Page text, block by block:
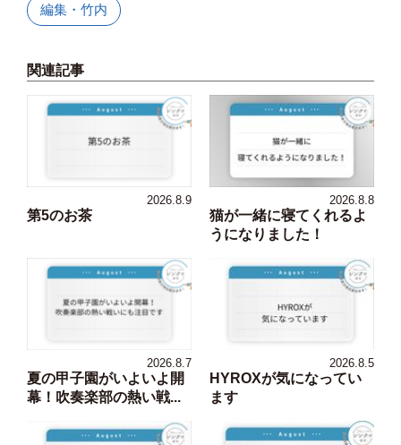
編集・竹内
関連記事
2026.8.9
第5のお茶
2026.8.8
猫が一緒に寝てくれるよ
うになりました！
2026.8.7
夏の甲子園がいよいよ開
幕！吹奏楽部の熱い戦...
2026.8.5
HYROXが気になってい
ます